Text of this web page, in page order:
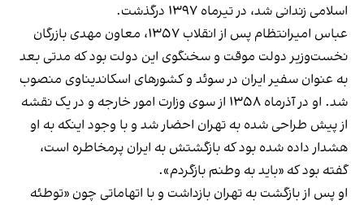
اسلامی زندانی شد، در تیرماه ۱۳۹۷ درگذشت.
عباس امیرانتظام پس از انقلاب ۱۳۵۷، معاون مهدی بازرگان
نخست‌وزیر دولت موقت و سخنگوی این دولت بود که مدتی بعد
به عنوان سفیر ایران در سوئد و کشورهای اسکاندیناوی منصوب
شد. او در آذرماه ۱۳۵۸ از سوی وزارت امور خارجه و در یک نقشه
از پیش طراحی شده به تهران احضار شد و با وجود اینکه به او
هشدار داده شده بود که بازگشتش به ایران پرمخاطره است،
گفته بود که «باید به وطنم بازگردم».
او پس از بازگشت به تهران بازداشت و با اتهاماتی چون «توطئه